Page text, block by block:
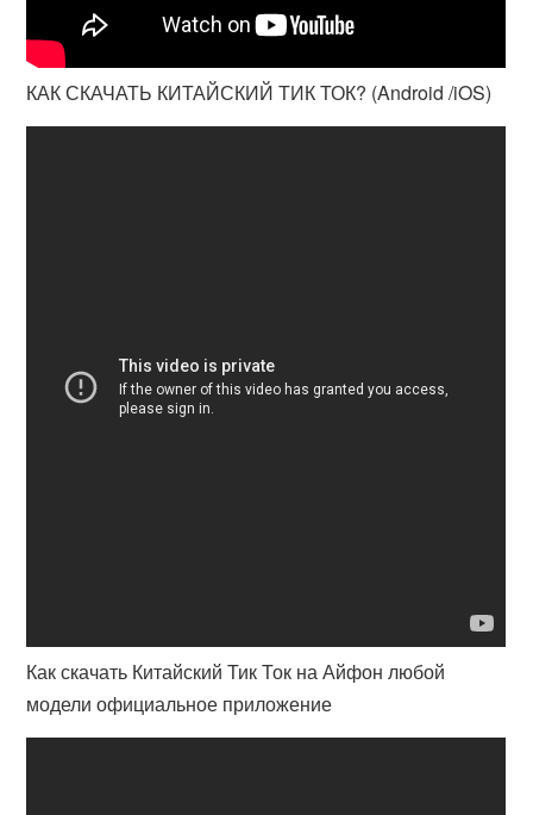
КАК СКАЧАТЬ КИТАЙСКИЙ ТИК ТОК? (Android /iOS)
Как скачать Китайский Тик Ток на Айфон любой
модели официальное приложение